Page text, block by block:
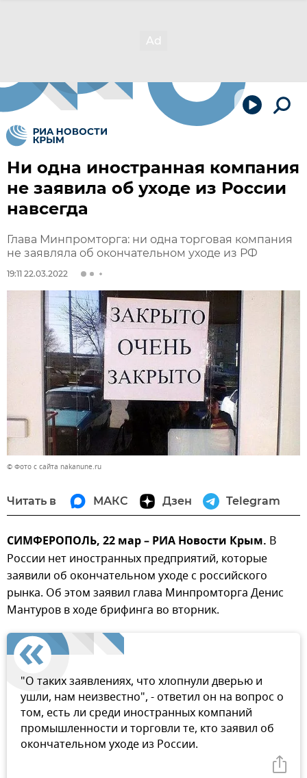
Ни одна иностранная компания
не заявила об уходе из России
навсегда
Глава Минпромторга: ни одна торговая компания
не заявляла об окончательном уходе из РФ
19:11 22.03.2022
© Фото с сайта nakanune.ru
Читать в МАКС Дзен Telegram
СИМФЕРОПОЛЬ, 22 мар – РИА Новости Крым. В
России нет иностранных предприятий, которые
заявили об окончательном уходе с российского
рынка. Об этом заявил глава Минпромторга Денис
Мантуров в ходе брифинга во вторник.
"О таких заявлениях, что хлопнули дверью и
ушли, нам неизвестно", - ответил он на вопрос о
том, есть ли среди иностранных компаний
промышленности и торговли те, кто заявил об
окончательном уходе из России.